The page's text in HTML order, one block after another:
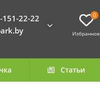
151-22-22
0
Избранное
Статьи